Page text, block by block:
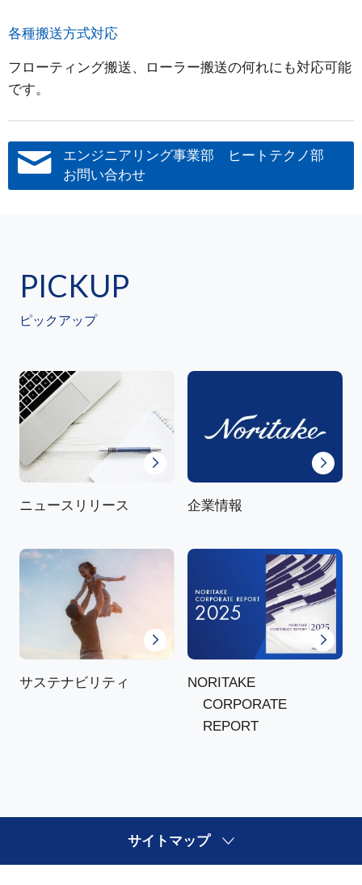
各種搬送方式対応
フローティング搬送、ローラー搬送の何れにも対応可能
です。
エンジニアリング事業部 ヒートテクノ部
お問い合わせ
PICKUP
ピックアップ
ニュースリリース 企業情報
サステナビリティ
NORITAKE
CORPORATE
REPORT
サイトマップ